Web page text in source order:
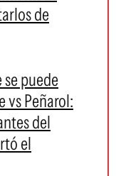
de
se puede
vs Peñarol:
del
el